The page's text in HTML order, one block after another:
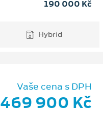
190 000 Kč
Hybrid
Vaše cena s DPH
469 900 Kč